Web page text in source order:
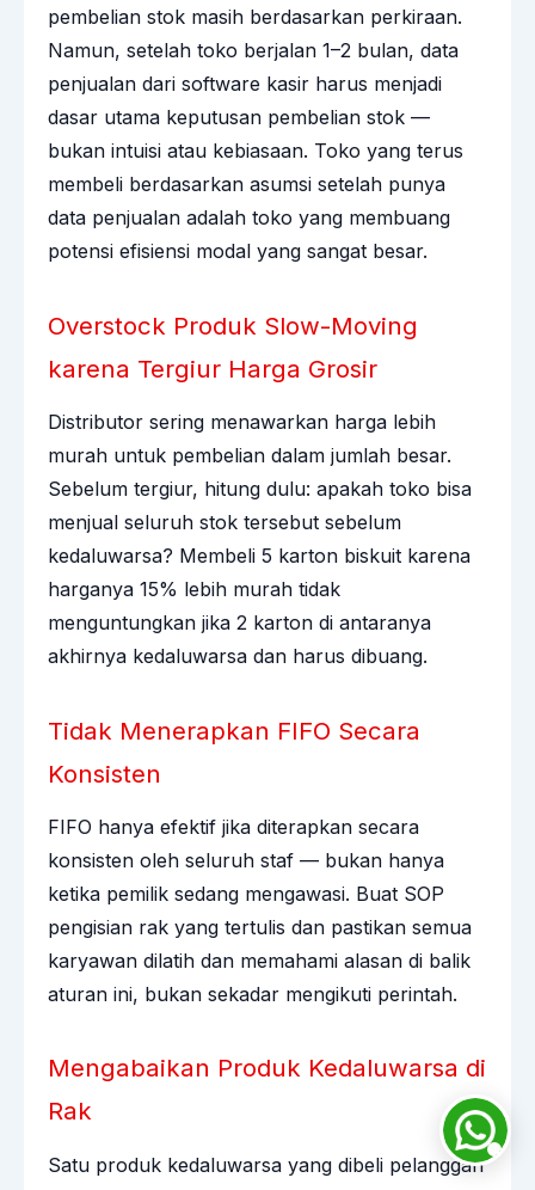
pembelian stok masih berdasarkan perkiraan.
Namun, setelah toko berjalan 1–2 bulan, data
penjualan dari software kasir harus menjadi
dasar utama keputusan pembelian stok —
bukan intuisi atau kebiasaan. Toko yang terus
membeli berdasarkan asumsi setelah punya
data penjualan adalah toko yang membuang
potensi efisiensi modal yang sangat besar.
Overstock Produk Slow-Moving
karena Tergiur Harga Grosir
Distributor sering menawarkan harga lebih
murah untuk pembelian dalam jumlah besar.
Sebelum tergiur, hitung dulu: apakah toko bisa
menjual seluruh stok tersebut sebelum
kedaluwarsa? Membeli 5 karton biskuit karena
harganya 15% lebih murah tidak
menguntungkan jika 2 karton di antaranya
akhirnya kedaluwarsa dan harus dibuang.
Tidak Menerapkan FIFO Secara
Konsisten
FIFO hanya efektif jika diterapkan secara
konsisten oleh seluruh staf — bukan hanya
ketika pemilik sedang mengawasi. Buat SOP
pengisian rak yang tertulis dan pastikan semua
karyawan dilatih dan memahami alasan di balik
aturan ini, bukan sekadar mengikuti perintah.
Mengabaikan Produk Kedaluwarsa di
Rak
Satu produk kedaluwarsa yang dibeli pelanggan